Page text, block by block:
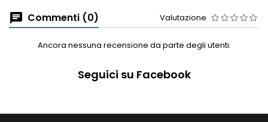
Commenti (0) Valutazione
Ancora nessuna recensione da parte degli utenti.
Seguici su Facebook